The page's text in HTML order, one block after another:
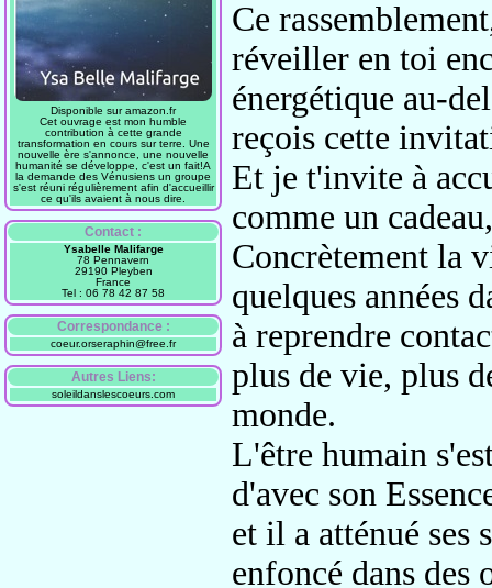
Disponible sur amazon.fr
Cet ouvrage est mon humble
contribution à cette grande
transformation en cours sur terre. Une
nouvelle ère s'annonce, une nouvelle
humanité se développe, c'est un fait!A
la demande des Vénusiens un groupe
s'est réuni régulièrement afin d'accueillir
ce qu'ils avaient à nous dire.
Contact :
Ysabelle Malifarge
78 Pennavern
29190 Pleyben
France
Tel : 06 78 42 87 58
Correspondance :
coeur.orseraphin@free.fr
Autres Liens:
soleildanslescoeurs.com
Ce
réveiller en toi
énergétique au-
reçois cette
Et je t'invite à
comme un
Concrètement la
quelques années
à reprendre
plus de vie, plus
monde.
L'être humain
d'avec son
et il a atténué ses
enfoncé dans des